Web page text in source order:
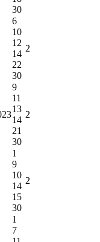
30
6
10
12
14
22
30
2
9
11
13
14
21
30
2
1
9
10
14
15
30
2
1
7